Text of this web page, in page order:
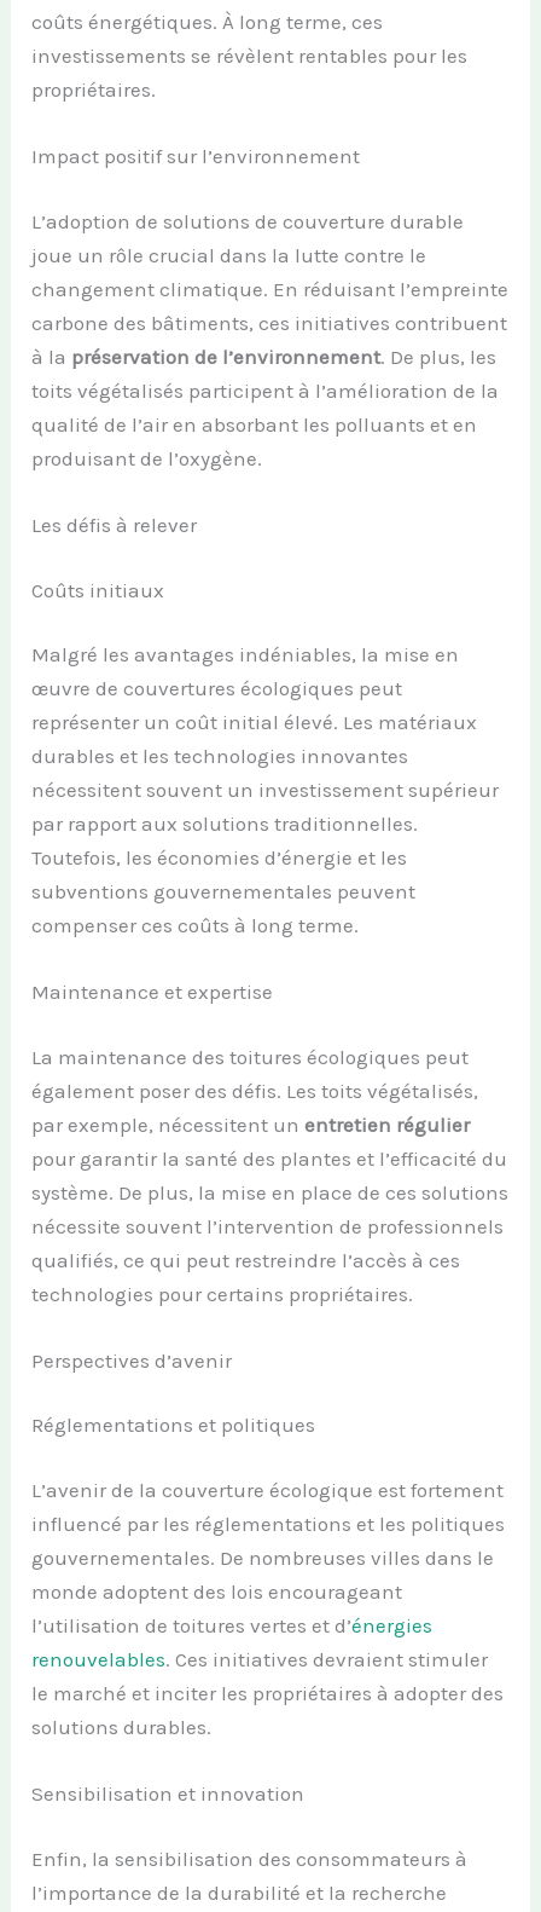
coûts énergétiques. À long terme, ces
investissements se révèlent rentables pour les
propriétaires.
Impact positif sur l’environnement
L’adoption de solutions de couverture durable
joue un rôle crucial dans la lutte contre le
changement climatique. En réduisant l’empreinte
carbone des bâtiments, ces initiatives contribuent
à la préservation de l’environnement. De plus, les
toits végétalisés participent à l’amélioration de la
qualité de l’air en absorbant les polluants et en
produisant de l’oxygène.
Les défis à relever
Coûts initiaux
Malgré les avantages indéniables, la mise en
œuvre de couvertures écologiques peut
représenter un coût initial élevé. Les matériaux
durables et les technologies innovantes
nécessitent souvent un investissement supérieur
par rapport aux solutions traditionnelles.
Toutefois, les économies d’énergie et les
subventions gouvernementales peuvent
compenser ces coûts à long terme.
Maintenance et expertise
La maintenance des toitures écologiques peut
également poser des défis. Les toits végétalisés,
par exemple, nécessitent unentretien régulier
pour garantir la santé des plantes et l’efficacité du
système. De plus, la mise en place de ces solutions
nécessite souvent l’intervention de professionnels
qualifiés, ce qui peut restreindre l’accès à ces
technologies pour certains propriétaires.
Perspectives d’avenir
Réglementations et politiques
L’avenir de la couverture écologique est fortement
influencé par les réglementations et les politiques
gouvernementales. De nombreuses villes dans le
monde adoptent des lois encourageant
l’utilisation de toitures vertes et d’énergies
renouvelables. Ces initiatives devraient stimuler
le marché et inciter les propriétaires à adopter des
solutions durables.
Sensibilisation et innovation
Enfin, la sensibilisation des consommateurs à
l’importance de la durabilité et la recherche